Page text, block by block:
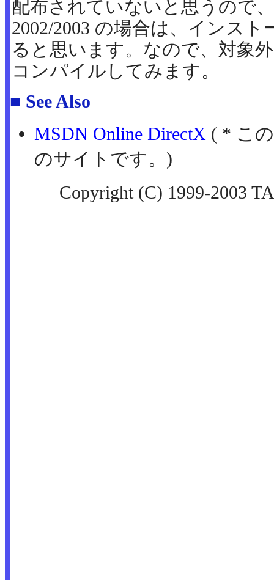
配布されていないと思うので
2002/2003 の場合は、インス
ると思います。なので、対象
コンパイルしてみます。
■ See Also
MSDN Online DirectX ( * こ
のサイトです。)
Copyright (C) 1999-2003